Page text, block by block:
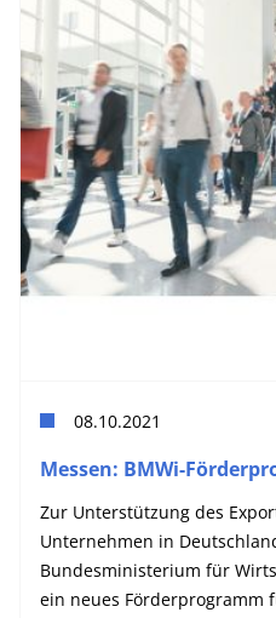
08.10.2021
Messen: BMWi-
Zur Unterstützung des
Unternehmen in
Bundesministerium für
ein neues Förderprogramm